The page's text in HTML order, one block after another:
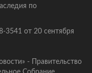
по
от 20 сентября
- Правительство